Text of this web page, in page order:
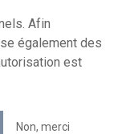
Afin
également des
est
Non, merci